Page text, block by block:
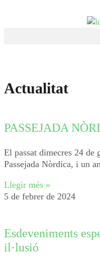
Actualitat
PASSEJADA
El passat dimecres 24 de
Passejada Nòrdica, i un
Llegir més »
5 de febrer de 2024
Esdeveniments
il·lusió